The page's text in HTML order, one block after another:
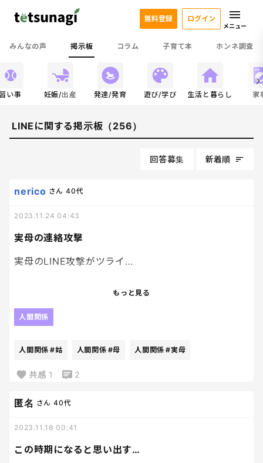
みんなの声 掲示板 コラム 子育て本 ホンネ調査
無料登録 ログイン
メニュー
い事 妊娠/出産 発達/発育 遊び/学び 生活と暮らし 家
LINEに関する掲示板（256）
回答募集 新着順
実母の連絡攻撃
nerico さん 40代
2023.11.24 04:43
実母のLINE攻撃がツライ…
孫会いたさだと思うけど、こちらの都合も考えずに
もっと見る
人間関係
人間関係 #姑 人間関係 #母 人間関係 #実母
共感 1 2
この時期になると思い出す…
匿名 さん 40代
2023.11.18 00:41